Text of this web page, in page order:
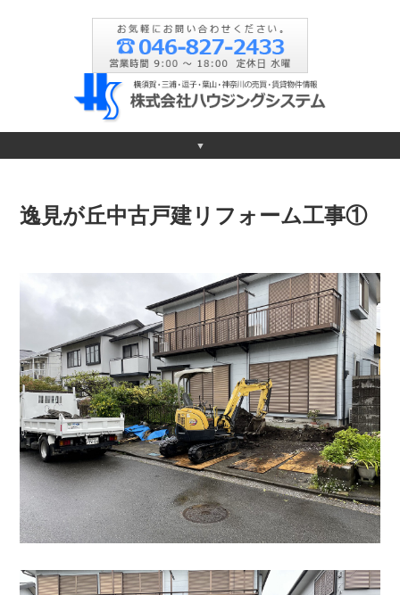
▼
逸見が丘中古戸建リフォーム工事①